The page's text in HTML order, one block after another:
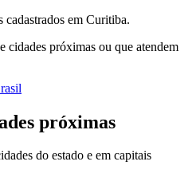
cadastrados em Curitiba.
cidades próximas ou que atendem
próximas
do estado e em capitais